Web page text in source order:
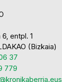
entpl. 1
(Bizkaia)
37
779